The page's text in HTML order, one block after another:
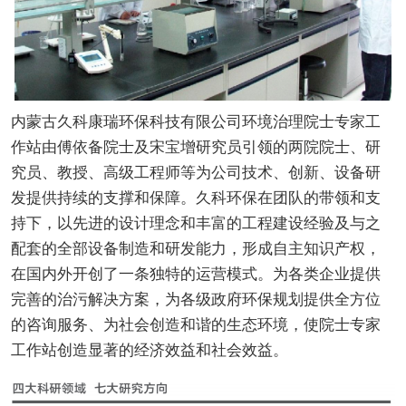
内蒙古久科康瑞环保科技有限公司环境治理院士专家工
作站由傅依备院士及宋宝增研究员引领的两院院士、研
究员、教授、高级工程师等为公司技术、创新、设备研
发提供持续的支撑和保障。久科环保在团队的带领和支
持下，以先进的设计理念和丰富的工程建设经验及与之
配套的全部设备制造和研发能力，形成自主知识产权，
在国内外开创了一条独特的运营模式。为各类企业提供
完善的治污解决方案，为各级政府环保规划提供全方位
的咨询服务、为社会创造和谐的生态环境，使院士专家
工作站创造显著的经济效益和社会效益。